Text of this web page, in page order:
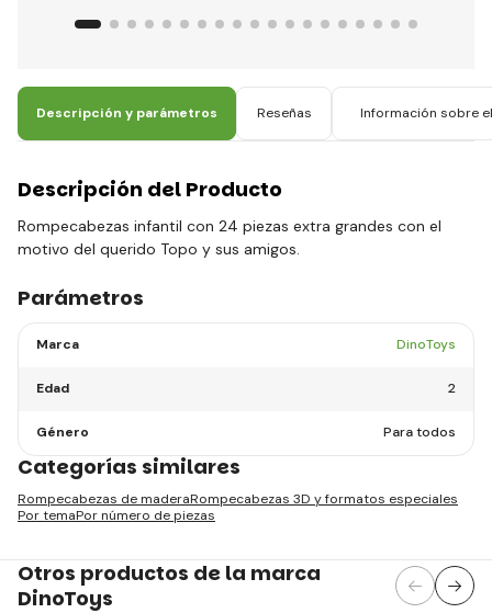
Descripción y parámetros Reseñas Información sobre
Descripción del Producto
Rompecabezas infantil con 24 piezas extra grandes con el
motivo del querido Topo y sus amigos.
Parámetros
Marca DinoToys
Edad 2
Género Para todos
Categorías similares
Rompecabezas de maderaRompecabezas 3D y formatos especiales
Por temaPor número de piezas
Otros productos de la marca
DinoToys